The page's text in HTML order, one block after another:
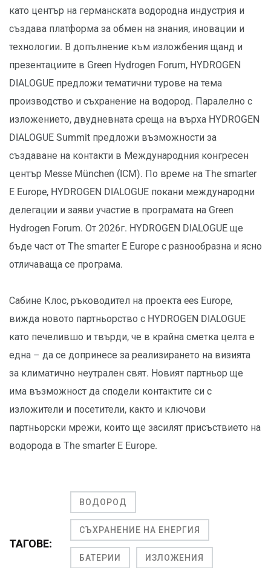
като център на германската водородна индустрия и
създава платформа за обмен на знания, иновации и
технологии. В допълнение към изложбения щанд и
презентациите в Green Hydrogen Forum, HYDROGEN
DIALOGUE предложи тематични турове на тема
производство и съхранение на водород. Паралелно с
изложението, двудневната среща на върха HYDROGEN
DIALOGUE Summit предложи възможности за
създаване на контакти в Международния конгресен
център Messe München (ICM). По време на The smarter
E Europe, HYDROGEN DIALOGUE покани международни
делегации и заяви участие в програмата на Green
Hydrogen Forum. От 2026г. HYDROGEN DIALOGUE ще
бъде част от The smarter E Europe с разнообразна и ясно
отличаваща се програма.
Сабине Клос, ръководител на проекта ees Europe,
вижда новото партньорство с HYDROGEN DIALOGUE
като печелившо и твърди, че в крайна сметка целта е
една – да се допринесе за реализирането на визията
за климатично неутрален свят. Новият партньор ще
има възможност да сподели контактите си с
изложители и посетители, както и ключови
партньорски мрежи, които ще засилят присъствието на
водорода в The smarter E Europe.
ТАГОВЕ:
ВОДОРОД
СЪХРАНЕНИЕ НА ЕНЕРГИЯ
БАТЕРИИ ИЗЛОЖЕНИЯ